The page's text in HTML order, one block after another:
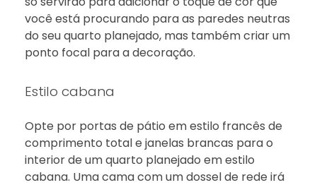
você está procurando para as paredes neutras
do seu quarto planejado, mas também criar um
ponto focal para a decoração.
Estilo cabana
Opte por portas de pátio em estilo francês de
comprimento total e janelas brancas para o
interior de um quarto planejado em estilo
cabana. Uma cama com um dossel de rede irá